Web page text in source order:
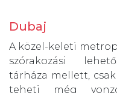
Dubaj
A közel-keleti
szórakozási
tárháza mellett, csak
teheti még